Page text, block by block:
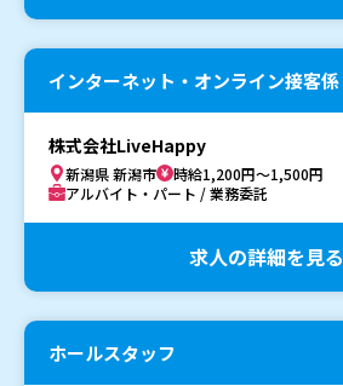
インターネット・オンライン接客係
株式会社LiveHappy
新潟県 新潟市
時給1,200円～1,500円
アルバイト・パート / 業務委託
求人の詳細を見る
ホールスタッフ